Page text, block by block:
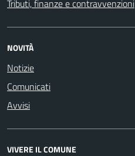
Tributi, finanze e contravvenzioni
NOVITÀ
Notizie
Comunicati
Avvisi
VIVERE IL COMUNE